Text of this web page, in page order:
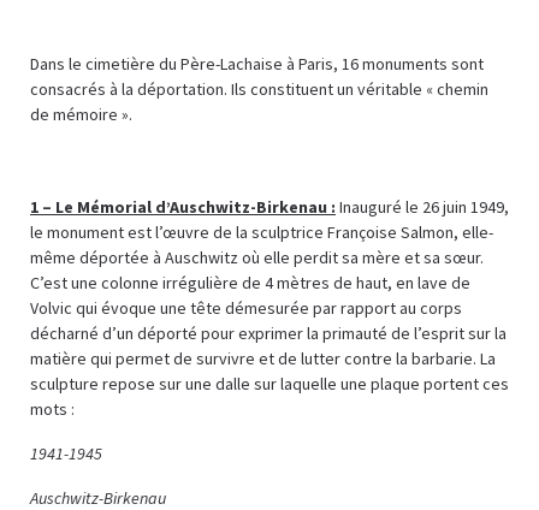
Dans le cimetière du Père-Lachaise à Paris, 16 monuments sont
consacrés à la déportation. Ils constituent un véritable « chemin
de mémoire ».
1 – Le Mémorial d’Auschwitz-Birkenau : Inauguré le 26 juin 1949,
le monument est l’œuvre de la sculptrice Françoise Salmon, elle-
même déportée à Auschwitz où elle perdit sa mère et sa sœur.
C’est une colonne irrégulière de 4 mètres de haut, en lave de
Volvic qui évoque une tête démesurée par rapport au corps
décharné d’un déporté pour exprimer la primauté de l’esprit sur la
matière qui permet de survivre et de lutter contre la barbarie. La
sculpture repose sur une dalle sur laquelle une plaque portent ces
mots :
1941-1945
Auschwitz-Birkenau